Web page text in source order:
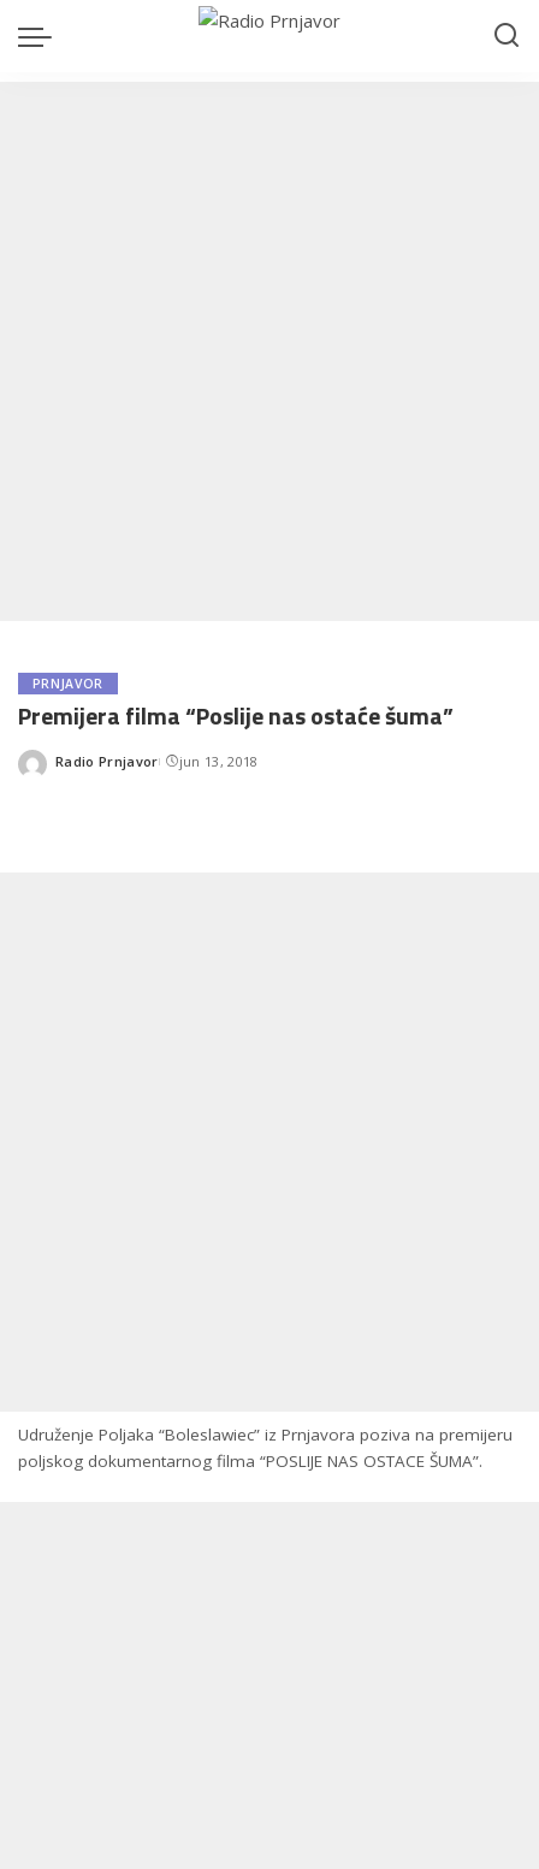
PRNJAVOR
Premijera filma “Poslije nas ostaće šuma”
Posted
Radio Prnjavor jun 13, 2018
Udruženje Poljaka “Boleslawiec” iz Prnjavora poziva na premijeru
poljskog dokumentarnog filma “POSLIJE NAS OSTACE ŠUMA”.